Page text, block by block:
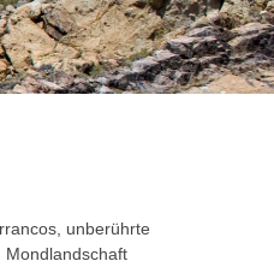
unberührte
Mondlandschaft